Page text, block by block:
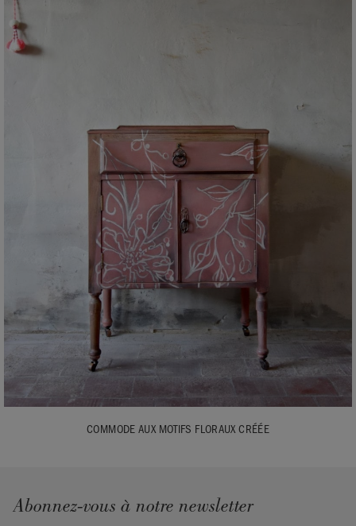
COMMODE AUX MOTIFS FLORAUX CRÉÉE
Abonnez-vous à notre newsletter